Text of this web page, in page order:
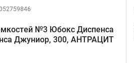
№3 Юбокс Диспенса
Джуниор, 300, АНТРАЦИТ